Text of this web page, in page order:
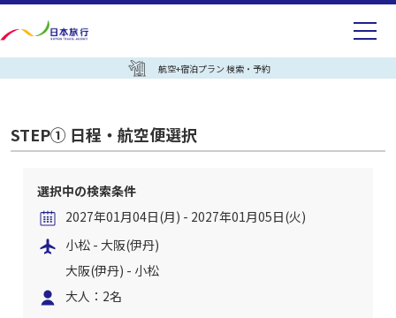
航空+宿泊プラン 検索・予約
STEP① 日程・航空便選択
選択中の検索条件
2027年01月04日(月) - 2027年01月05日(火)
小松 - 大阪(伊丹)
大阪(伊丹) - 小松
大人：2名